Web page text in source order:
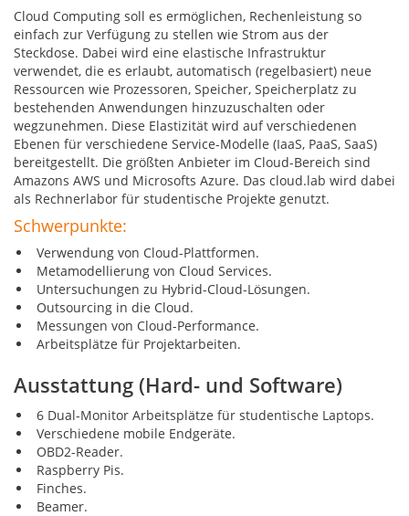
Cloud Computing soll es ermöglichen, Rechenleistung so
einfach zur Verfügung zu stellen wie Strom aus der
Steckdose. Dabei wird eine elastische Infrastruktur
verwendet, die es erlaubt, automatisch (regelbasiert) neue
Ressourcen wie Prozessoren, Speicher, Speicherplatz zu
bestehenden Anwendungen hinzuzuschalten oder
wegzunehmen. Diese Elastizität wird auf verschiedenen
Ebenen für verschiedene Service-Modelle (IaaS, PaaS, SaaS)
bereitgestellt. Die größten Anbieter im Cloud-Bereich sind
Amazons AWS und Microsofts Azure. Das cloud.lab wird dabei
als Rechnerlabor für studentische Projekte genutzt.
Schwerpunkte:
Verwendung von Cloud-Plattformen.
Metamodellierung von Cloud Services.
Untersuchungen zu Hybrid-Cloud-Lösungen.
Outsourcing in die Cloud.
Messungen von Cloud-Performance.
Arbeitsplätze für Projektarbeiten.
Ausstattung (Hard- und Software)
6 Dual-Monitor Arbeitsplätze für studentische Laptops.
Verschiedene mobile Endgeräte.
OBD2-Reader.
Raspberry Pis.
Finches.
Beamer.